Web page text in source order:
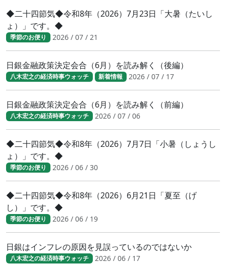
◆二十四節気◆令和8年（2026）7月23日「大暑（たいし
ょ）」です。◆
季節のお便り 2026 / 07 / 21
日銀金融政策決定会合（6月）を読み解く（後編）
八木宏之の経済時事ウォッチ 新着情報 2026 / 07 / 17
日銀金融政策決定会合（6月）を読み解く（前編）
八木宏之の経済時事ウォッチ 2026 / 07 / 06
◆二十四節気◆令和8年（2026）7月7日「小暑（しょうし
ょ）」です。◆
季節のお便り 2026 / 06 / 30
◆二十四節気◆令和8年（2026）6月21日「夏至（げ
し）」です。◆
季節のお便り 2026 / 06 / 19
日銀はインフレの原因を見誤っているのではないか
八木宏之の経済時事ウォッチ 2026 / 06 / 17